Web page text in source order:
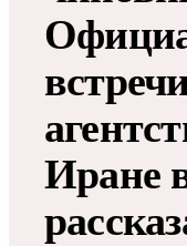
Иране